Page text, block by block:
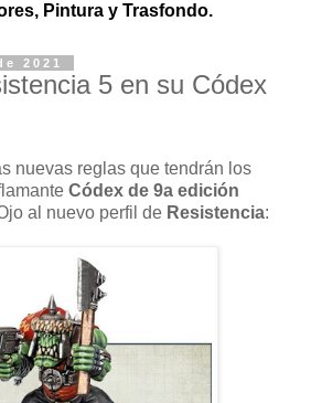
Pintura y Trasfondo.
2021
5 en su Códex
nuevas reglas que tendrán los
Códex de 9a edición
al nuevo perfil de Resistencia: